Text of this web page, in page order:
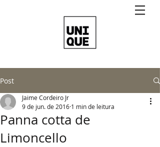
Post
Panna cotta de
Limoncello
Jaime Cordeiro Jr
9 de jun. de 2016 1 min de leitura